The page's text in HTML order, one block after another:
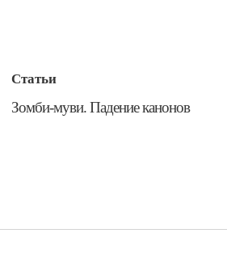
Статьи
​Зомби-муви. Падение канонов